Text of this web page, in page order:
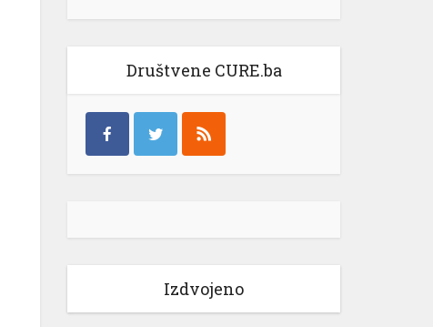
Društvene CURE.ba
Izdvojeno